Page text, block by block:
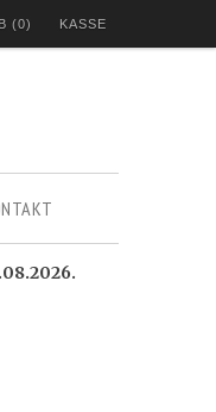
(0) KASSE